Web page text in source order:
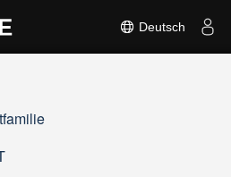
Deutsch